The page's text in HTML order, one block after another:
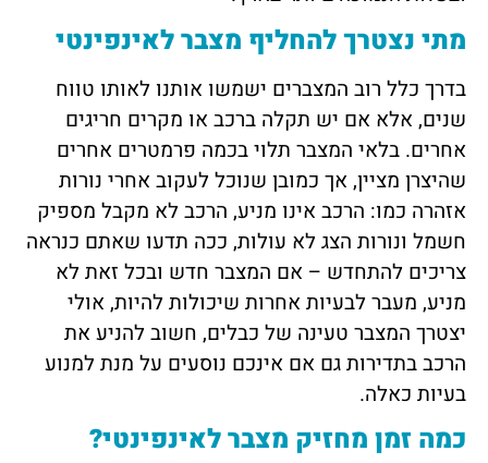
מתי נצטרך להחליף מצבר לאינפינטי
בדרך כלל רוב המצברים ישמשו אותנו לאותו טווח
שנים, אלא אם יש תקלה ברכב או מקרים חריגים
אחרים. בלאי המצבר תלוי בכמה פרמטרים אחרים
שהיצרן מציין, אך כמובן שנוכל לעקוב אחרי נורות
אזהרה כמו: הרכב אינו מניע, הרכב לא מקבל מספיק
חשמל ונורות הצג לא עולות, ככה תדעו שאתם כנראה
צריכים להתחדש – אם המצבר חדש ובכל זאת לא
מניע, מעבר לבעיות אחרות שיכולות להיות, אולי
יצטרך המצבר טעינה של כבלים, חשוב להניע את
הרכב בתדירות גם אם אינכם נוסעים על מנת למנוע
בעיות כאלה.
כמה זמן מחזיק מצבר לאינפינטי?